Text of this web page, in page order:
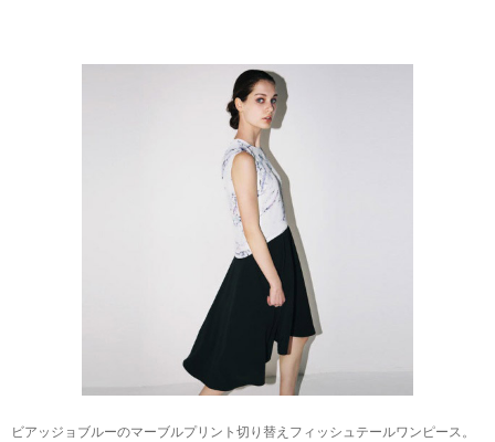
ビアッジョブルーのマーブルプリント切り替えフィッシュテールワンピース。